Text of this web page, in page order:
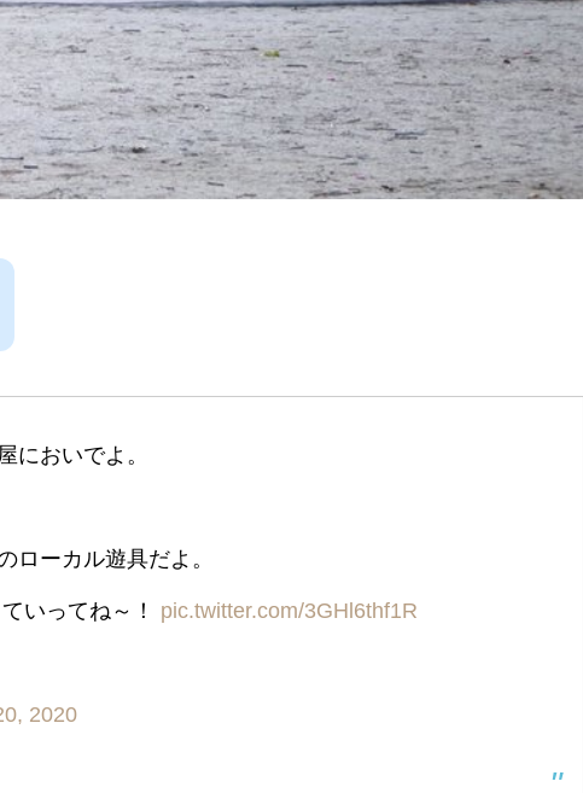
においでよ。
ローカル遊具だよ。
いってね～！ pic.twitter.com/3GHl6thf1R
2020